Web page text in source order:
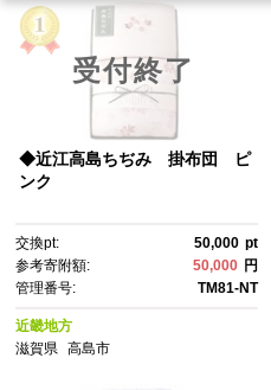
受付終了
◆近江高島ちぢみ 掛布団 ピ
ンク
交換pt: 50,000 pt
参考寄附額:
50,000 円
管理番号:
TM81-NT
近畿地方
滋賀県
高島市